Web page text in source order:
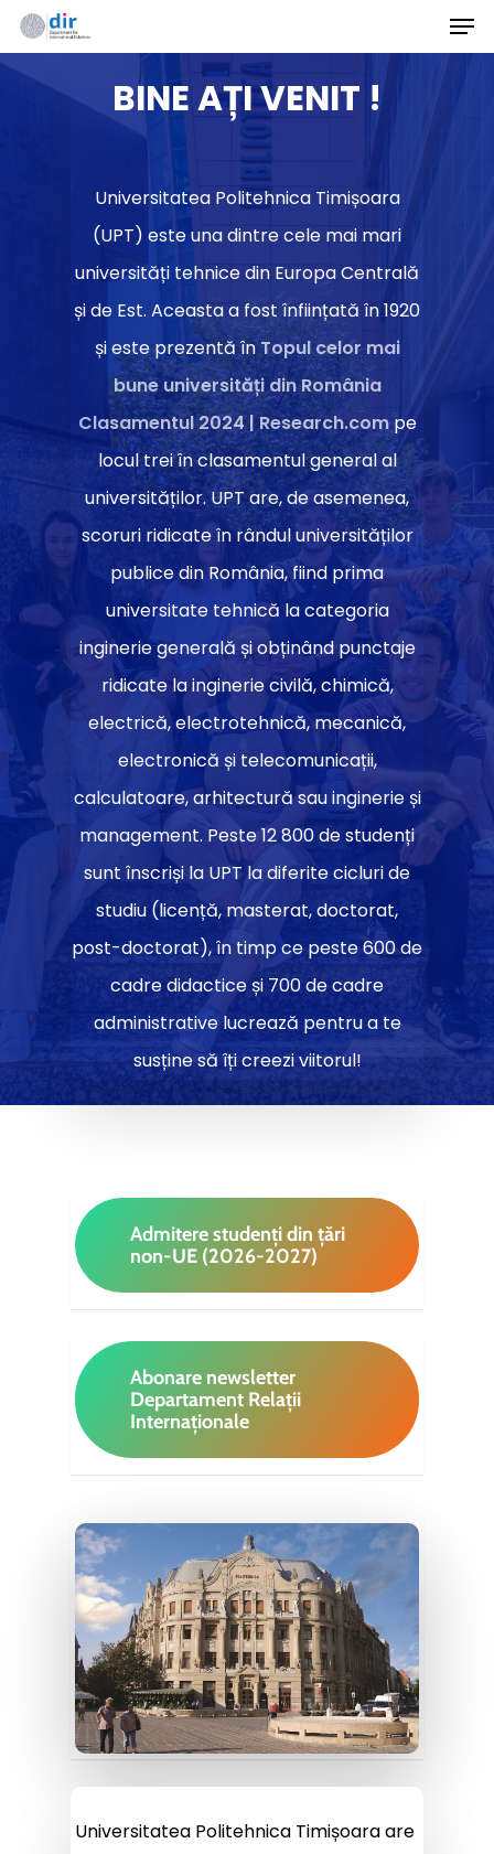
Skip
to
BINE AȚI VENIT !
Universitatea Politehnica Timișoara
(UPT) este una dintre cele mai mari
universități tehnice din Europa Centrală
și de Est. Aceasta a fost înființată în 1920
și este prezentă înTopul celor mai
bune universități din România
Clasamentul 2024 | Research.compe
locul trei în clasamentul general al
universităților. UPT are, de asemenea,
scoruri ridicate în rândul universităților
publice din România, fiind prima
universitate tehnică la categoria
inginerie generală și obținând punctaje
ridicate la inginerie civilă, chimică,
electrică, electrotehnică, mecanică,
electronică și telecomunicații,
calculatoare, arhitectură sau inginerie și
management. Peste 12 800 de studenți
sunt înscriși la UPT la diferite cicluri de
studiu (licență, masterat, doctorat,
post-doctorat), în timp ce peste 600 de
cadre didactice și 700 de cadre
administrative lucrează pentru a te
susține să îți creezi viitorul!
Admitere studenți din țări
non-UE (2026-2027)
Abonare newsletter
Departament Relații
Internaționale
Universitatea Politehnica Timișoara are